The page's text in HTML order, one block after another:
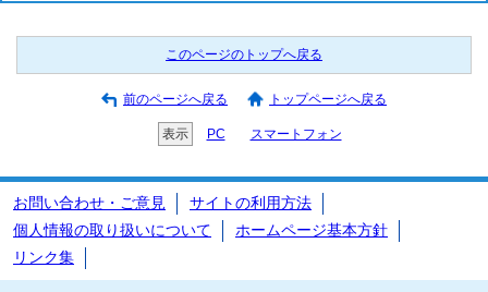
このページのトップへ戻る
前のページへ戻る トップページへ戻る
表示 PC スマートフォン
お問い合わせ・ご意見
サイトの利用方法
個人情報の取り扱いについて
ホームページ基本方針
リンク集